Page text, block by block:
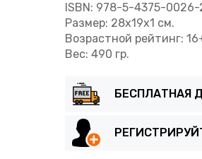
ISBN: 978-5-4375-0026-
Размер: 28x19x1 см.
Возрастной рейтинг:
Вес: 490 гр.
БЕСПЛАТНАЯ